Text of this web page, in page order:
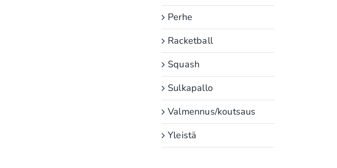
Perhe
Racketball
Squash
Sulkapallo
Valmennus/koutsaus
Yleistä